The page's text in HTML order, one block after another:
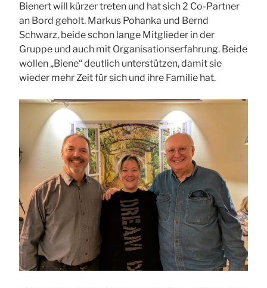
Bienert will kürzer treten und hat sich 2 Co-Partner
an Bord geholt. Markus Pohanka und Bernd
Schwarz, beide schon lange Mitglieder in der
Gruppe und auch mit Organisationserfahrung. Beide
wollen „Biene“ deutlich unterstützen, damit sie
wieder mehr Zeit für sich und ihre Familie hat.